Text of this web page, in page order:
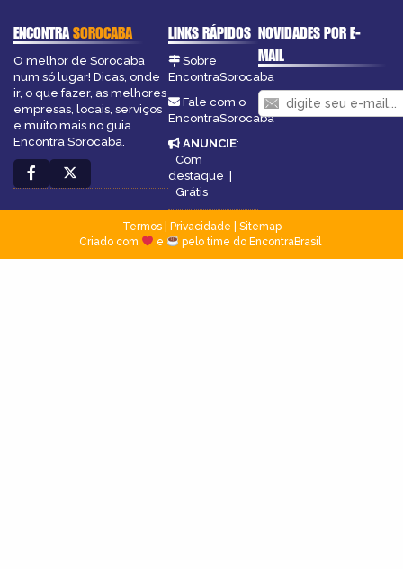
ENCONTRASOROCABA
O melhor de Sorocaba
num só lugar! Dicas, onde
ir, o que fazer, as melhores
empresas, locais, serviços
e muito mais no guia
Encontra Sorocaba.
LINKS RÁPIDOS
Sobre
EncontraSorocaba
Fale com o
EncontraSorocaba
ANUNCIE:
Com
destaque |
Grátis
NOVIDADES POR E-
MAIL
Termos| Privacidade
Sitemap
Criado com
e pelo time do EncontraBrasil